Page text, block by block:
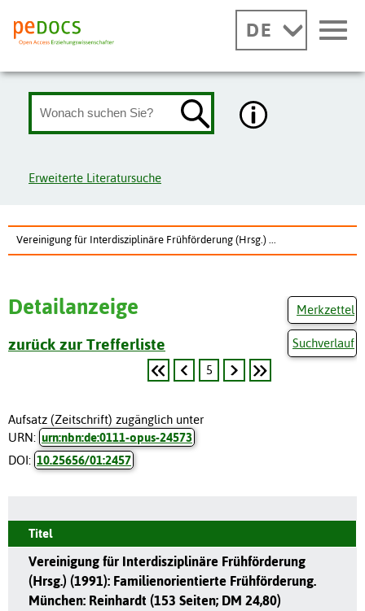
DE
Erweiterte Literatursuche
Vereinigung für Interdisziplinäre Frühförderung (Hrsg.) ...
Merkzettel
Suchverlauf
Detailanzeige
zurück zur Trefferliste
5
Aufsatz (Zeitschrift) zugänglich unter
URN: urn:nbn:de:0111-opus-24573
DOI: 10.25656/01:2457
Titel
Vereinigung für Interdisziplinäre Frühförderung
(Hrsg.) (1991): Familienorientierte Frühförderung.
München: Reinhardt (153 Seiten; DM 24,80)